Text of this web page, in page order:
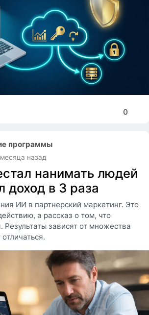
0
программы
назад
нанимать людей
доход в 3 раза
ИИ в партнерский маркетинг. Это
а рассказ о том, что
Результаты зависят от множества